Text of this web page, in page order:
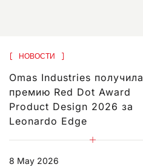
НОВОСТИ
Omas Industries получила
премию Red Dot Award
Product Design 2026 за
Leonardo Edge
8 May 2026